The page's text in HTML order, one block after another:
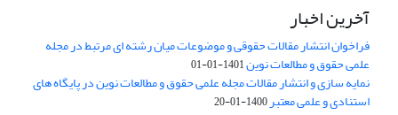
آخرین اخبار
فراخوان انتشار مقالات حقوقی و موضوعات میان رشته ای مرتبط در مجله
علمی حقوق و مطالعات نوین1401-01-01
نمایه سازی و انتشار مقالات مجله علمی حقوق و مطالعات نوین در پایگاه های
استنادی و علمی معتبر1400-01-20